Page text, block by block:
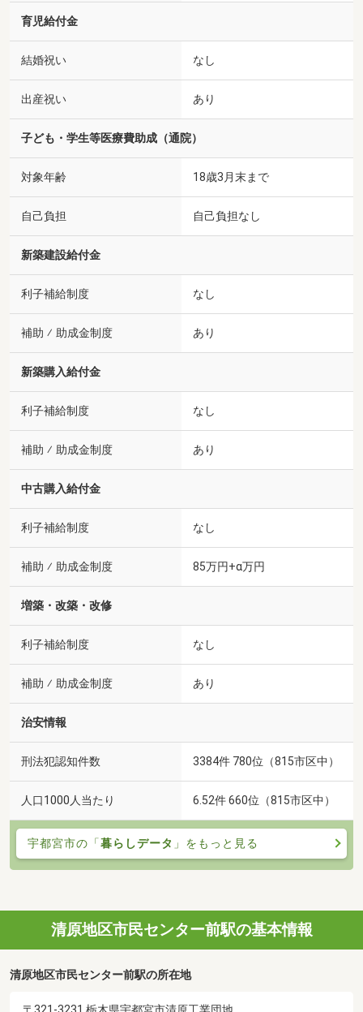
育児給付金
結婚祝い なし
出産祝い あり
子ども・学生等医療費助成（通院）
対象年齢 18歳3月末まで
自己負担 自己負担なし
新築建設給付金
利子補給制度 なし
補助 ⁄ 助成金制度 あり
新築購入給付金
利子補給制度 なし
補助 ⁄ 助成金制度 あり
中古購入給付金
利子補給制度 なし
補助 ⁄ 助成金制度 85万円+α万円
増築・改築・改修
利子補給制度 なし
補助 ⁄ 助成金制度 あり
治安情報
刑法犯認知件数 3384件 780位（815市区中）
人口1000人当たり 6.52件 660位（815市区中）
宇都宮市の「暮らしデータ 」をもっと見る
清原地区市民センター前駅の基本情報
清原地区市民センター前駅の所在地